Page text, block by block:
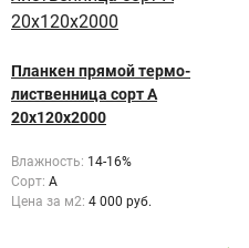
Планкен прямой термо-
лиственница сорт А
20х120х2000
Влажность: 14-16%
Сорт: A
Цена за м2: 4 000 руб.